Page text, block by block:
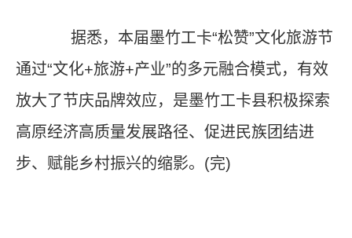
据悉，本届墨竹工卡“松赞”文化旅游节
通过“文化+旅游+产业”的多元融合模式，有效
放大了节庆品牌效应，是墨竹工卡县积极探索
高原经济高质量发展路径、促进民族团结进
步、赋能乡村振兴的缩影。(完)